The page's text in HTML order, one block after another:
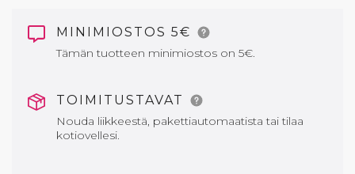
MINIMIOSTOS 5€
Tämän tuotteen minimiostos on 5€.
TOIMITUSTAVAT
Nouda liikkeestä, pakettiautomaatista tai tilaa
kotiovellesi.